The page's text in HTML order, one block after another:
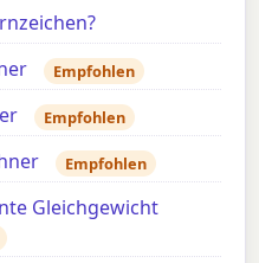
Empfohlen
Empfohlen
Empfohlen
Gleichgewicht